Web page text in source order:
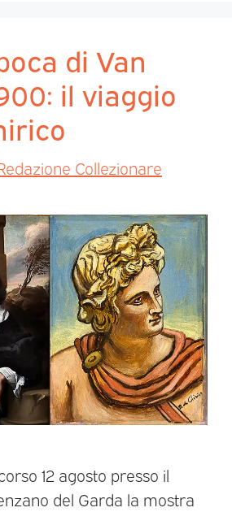
di Van
il viaggio
Collezionare
12 agosto presso il
del Garda la mostra